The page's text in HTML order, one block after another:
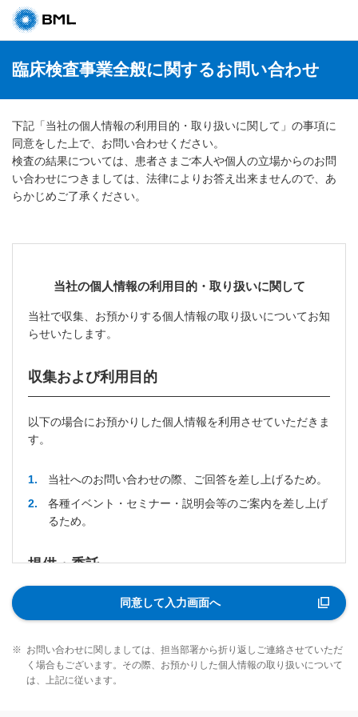
臨床検査事業全般に関するお問い合わせ
下記「当社の個人情報の利用目的・取り扱いに関して」の事項に
同意をした上で、お問い合わせください。
検査の結果については、患者さまご本人や個人の立場からのお問
い合わせにつきましては、法律によりお答え出来ませんので、あ
らかじめご了承ください。
当社の個人情報の利用目的・取り扱いに関して
当社で収集、お預かりする個人情報の取り扱いについてお知
らせいたします。
収集および利用目的
以下の場合にお預かりした個人情報を利用させていただきま
す。
1
当社へのお問い合わせの際、ご回答を差し上げるため。
2
各種イベント・セミナー・説明会等のご案内を差し上げ
るため。
提供・委託
第三者提供または委託することはございません。
情報提供者の権利
同意して入力画面へ
※ お問い合わせに関しましては、担当部署から折り返しご連絡させていただ
く場合もございます。その際、お預かりした個人情報の取り扱いについて
は、上記に従います。